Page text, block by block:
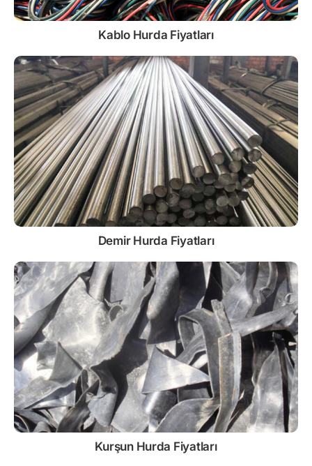
Kablo Hurda Fiyatları
Demir Hurda Fiyatları
Kurşun Hurda Fiyatları